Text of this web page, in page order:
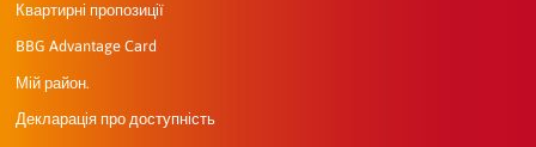
Квартирні пропозиції
BBG Advantage Card
Мій район.
Декларація про доступність